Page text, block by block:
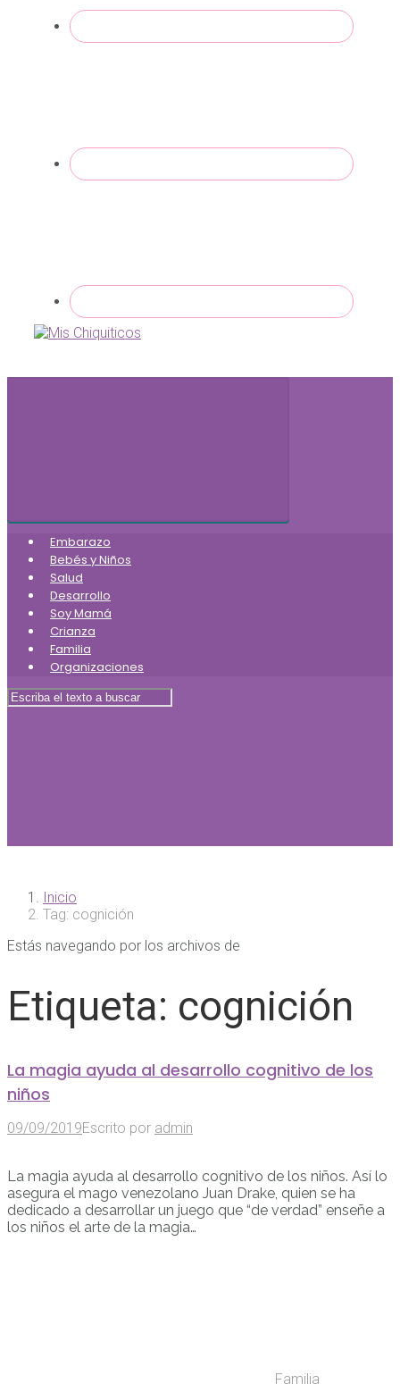
Embarazo
Bebés y Niños
Salud
Desarrollo
Soy Mamá
Crianza
Familia
Organizaciones
Inicio
Tag: cognición
Estás navegando por los archivos de
Etiqueta: cognición
La magia ayuda al desarrollo cognitivo de los
niños
09/09/2019Escrito por admin
La magia ayuda al desarrollo cognitivo de los niños. Así lo
asegura el mago venezolano Juan Drake, quien se ha
dedicado a desarrollar un juego que “de verdad” enseñe a
los niños el arte de la magia…
Familia